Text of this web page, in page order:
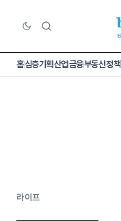
홈심층기획산업금융부동산정책
라이프